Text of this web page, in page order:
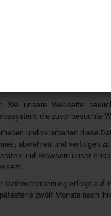
im Sinne der EU-
über die Zwecke
Daten ist
Sie unsere Webseite
die zuvor besuchte
und verarbeiten diese
abwehren und verfolgen
und Browsern unser
Datenverarbeitung erfolgt auf
zwölf Monate nach